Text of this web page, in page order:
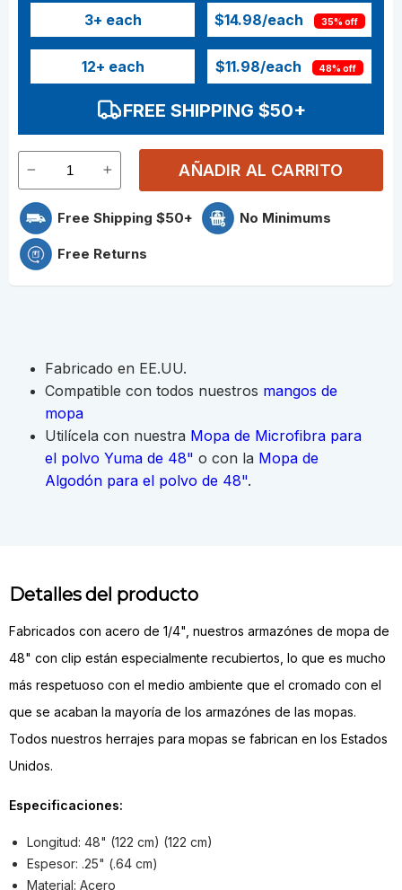
3+ each
12+ each
$14.98/each 35% off
$11.98/each 48% off
FREE SHIPPING $50+
AÑADIR AL CARRITO
Free Shipping $50+ No Minimums
Free Returns
Fabricado en EE.UU.
Compatible con todos nuestros mangos de
mopa
Utilícela con nuestra Mopa de Microfibra para
el polvo Yuma de 48" o con la Mopa de
Algodón para el polvo de 48".
Detalles del producto
Fabricados con acero de 1/4", nuestros armazónes de mopa de
48" con clip están especialmente recubiertos, lo que es mucho
más respetuoso con el medio ambiente que el cromado con el
que se acaban la mayoría de los armazónes de las mopas.
Todos nuestros herrajes para mopas se fabrican en los Estados
Unidos.
Especificaciones:
Longitud: 48" (122 cm) (122 cm)
Espesor: .25" (.64 cm)
Material: Acero